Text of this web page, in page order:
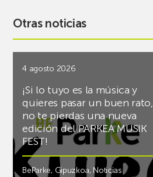
Otras noticias
4 agosto 2026
¡Si lo tuyo es la música y
quieres pasar un buen rato,
no te pierdas una nueva
edición del PARKEA MUSIK
FEST!
BeParke, Gipuzkoa, Noticias